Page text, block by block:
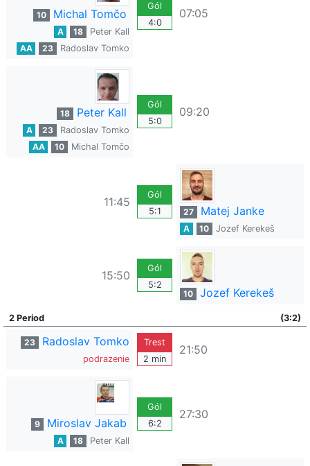
10 Michal Tomčo
A 18
Peter Kall
AA
23 Radoslav Tomko
Gól
4:0
07:05
18 Peter Kall
A 23
Radoslav Tomko
AA
10 Michal Tomčo
Gól
5:0
09:20
11:45
Gól
5:1
27 Matej Janke
A 10 Jozef Kerekeš
15:50
Gól
5:2
10
Jozef Kerekeš
2 Period (3:2)
23 Radoslav Tomko
podrazenie
Trest
2 min
21:50
9 Miroslav Jakab
A 18 Peter Kall
Gól
6:2
27:30